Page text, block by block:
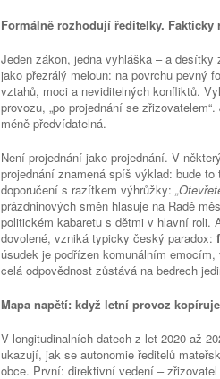
Formálně rozhodují ředitelky. Fakticky
Jeden zákon, jedna vyhláška – a
jako přezrálý meloun: na povrchu pevný
vztahů, moci a neviditelných konfliktů.
provozu, „po projednání se
méně předvídatelná.
Není projednání jako projednání. V
projednání znamená spíš výklad: bude
doporučení s razítkem výhrůžky:
prázdninových směn hlasuje na Radě
politickém kabaretu s dětmi v hlavní roli.
dovolené, vzniká typicky český paradox:
úsudek je podřízen komunálním
celá odpovědnost zůstává na bedrech
Mapa napětí: když letní provoz
V longitudinalních datech z let 2020 až
ukazují, jak se autonomie ředitelů
obce. První: direktivní vedení –